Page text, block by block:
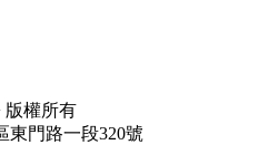
版權所有
東門路一段320號